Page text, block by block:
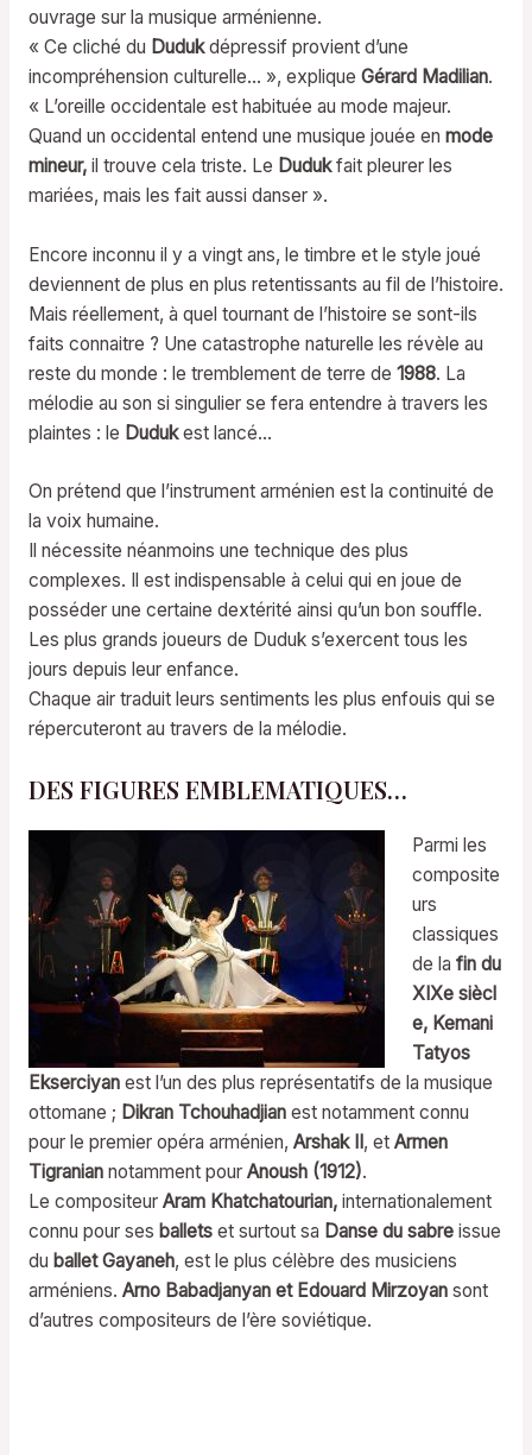
ouvrage sur la musique arménienne.
« Ce cliché du Dudukdépressif provient d’une
incompréhension culturelle… », explique Gérard Madilian.
« L’oreille occidentale est habituée au mode majeur.
Quand un occidental entend une musique jouée en mode
mineur,il trouve cela triste. Le Dudukfait pleurer les
mariées, mais les fait aussi danser ».
Encore inconnu il y a vingt ans, le timbre et le style joué
deviennent de plus en plus retentissants au fil de l’histoire.
Mais réellement, à quel tournant de l’histoire se sont-ils
faits connaitre ? Une catastrophe naturelle les révèle au
reste du monde : le tremblement de terre de 1988. La
mélodie au son si singulier se fera entendre à travers les
plaintes : le Dudukest lancé…
On prétend que l’instrument arménien est la continuité de
la voix humaine.
Il nécessite néanmoins une technique des plus
complexes. Il est indispensable à celui qui en joue de
posséder une certaine dextérité ainsi qu’un bon souffle.
Les plus grands joueurs de Duduk s’exercent tous les
jours depuis leur enfance.
Chaque air traduit leurs sentiments les plus enfouis qui se
répercuteront au travers de la mélodie.
DES FIGURES EMBLEMATIQUES…
Parmi les
composite
urs
classiques
de la fin du
XIXe siècl
e, Kemani
Tatyos
Ekserciyanest l’un des plus représentatifs de la musique
ottomane ; Dikran Tchouhadjianest notamment connu
pour le premier opéra arménien, Arshak II, et Armen
Tigraniannotamment pour Anoush (1912).
Le compositeur Aram Khatchatourian,internationalement
connu pour ses balletset surtout sa Danse du sabreissue
du ballet Gayaneh, est le plus célèbre des musiciens
arméniens. Arno Babadjanyan et Edouard Mirzoyansont
d’autres compositeurs de l’ère soviétique.